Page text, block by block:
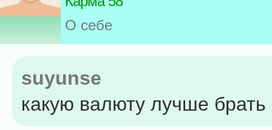
О себе
suyunse
какую валюту лучше брать